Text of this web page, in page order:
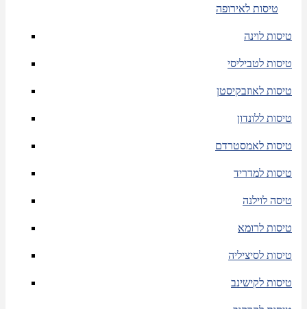
טיסות לאירופה
טיסות לוינה
טיסות לטביליסי
טיסות לאוזבקיסטן
טיסות ללונדון
טיסות לאמסטרדם
טיסות למדריד
טיסה לוילנה
טיסות לרומא
טיסות לסיציליה
טיסות לקישינב